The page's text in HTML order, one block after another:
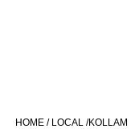
HOME / LOCAL /KOLLAM